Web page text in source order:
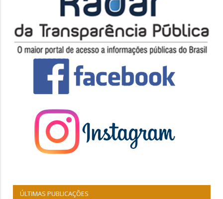
ÚLTIMAS PUBLICAÇÕES